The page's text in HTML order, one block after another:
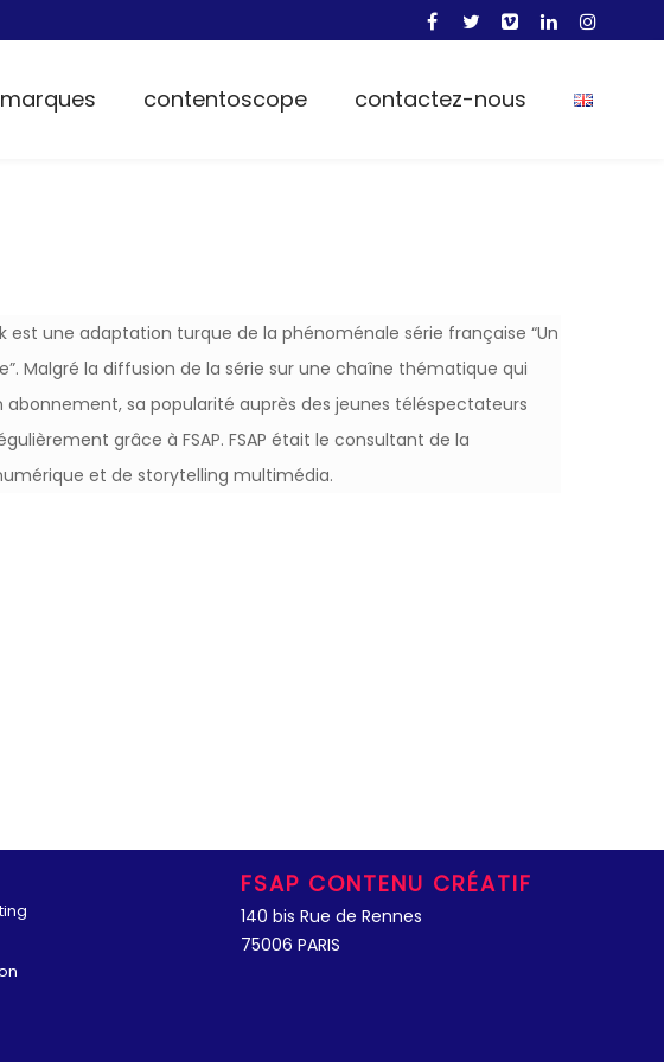
marques contentoscope contactez-nous
est une adaptation turque de la phénoménale série française “Un
Malgré la diffusion de la série sur une chaîne thématique qui
abonnement, sa popularité auprès des jeunes téléspectateurs
grâce à FSAP. FSAP était le consultant de la
et de storytelling multimédia.
FSAP CONTENU CRÉATIF
140 bis Rue de Rennes
75006 PARIS